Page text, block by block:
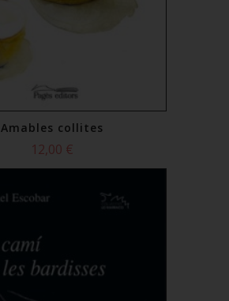
Amables collites
12,00 €